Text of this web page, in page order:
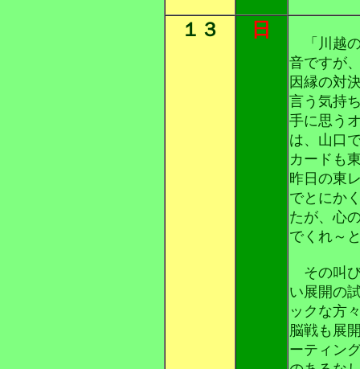
１３ 日
「川越の
音ですが
因縁の対
言う気持
手に思う
は、山口
カードも
昨日の東
でとにか
たが、心
でくれ～
その叫び
い展開の
ックな方
脳戦も展
ーティン